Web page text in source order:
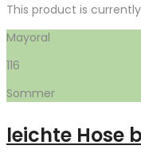
This product is
Mayoral
116
Sommer
leichte Hose